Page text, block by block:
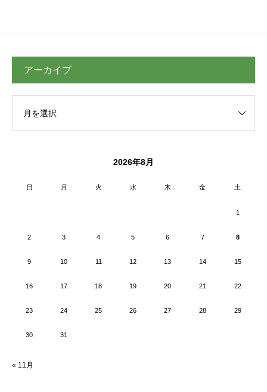
アーカイブ
2026年8月
日 月 火 水 木 金 土
1
2 3 4 5 6 7 8
9 10 11 12 13 14 15
16 17 18 19 20 21 22
23 24 25 26 27 28 29
30 31
« 11月